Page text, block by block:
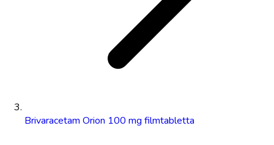
Brivaracetam Orion 100 mg filmtabletta